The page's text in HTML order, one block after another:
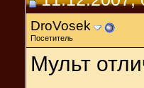
DroVosek
Посетитель
Мульт